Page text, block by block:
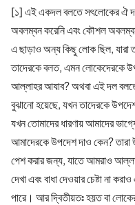
[১] এই একদল বলতে সৎলোকের ঐ
অবলম্বন করেনি এবং কৌশল
এ ছাড়াও অন্য কিছু লোক ছিল,
তাদেরকে বলত, এমন লোকেদেরকে
আল্লাহর আযাব? অথবা এই দল
বুঝানো হয়েছে, যখন তাদেরকে
যখন তোমাদের ধারণায় আমাদের
আমাদেরকে উপদেশ দাও কেন?
পেশ করার জন্য, যাতে আমরাও
দেখা এবং বাধা দেওয়ার চেষ্টা না
পারে। আর দ্বিতীয়তঃ হয়ত বা